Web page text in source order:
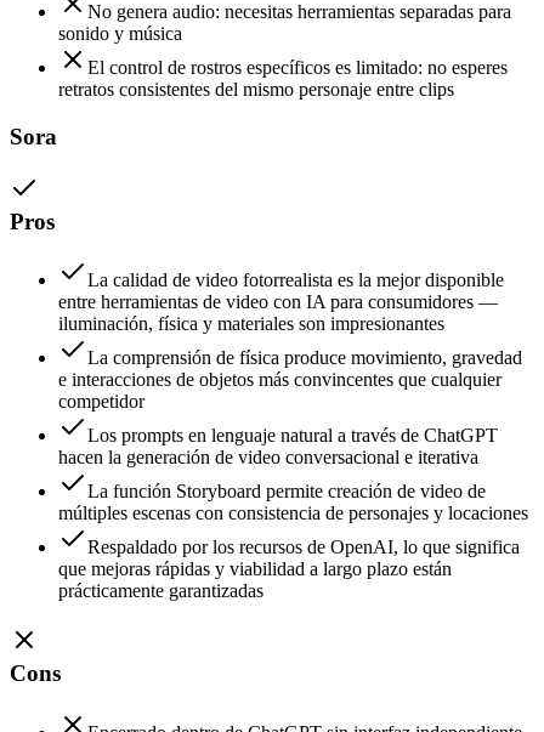
No genera audio: necesitas herramientas separadas para
sonido y música
El control de rostros específicos es limitado: no esperes
retratos consistentes del mismo personaje entre clips
Sora
Pros
La calidad de video fotorrealista es la mejor disponible
entre herramientas de video con IA para consumidores —
iluminación, física y materiales son impresionantes
La comprensión de física produce movimiento, gravedad
e interacciones de objetos más convincentes que cualquier
competidor
Los prompts en lenguaje natural a través de ChatGPT
hacen la generación de video conversacional e iterativa
La función Storyboard permite creación de video de
múltiples escenas con consistencia de personajes y locaciones
Respaldado por los recursos de OpenAI, lo que significa
que mejoras rápidas y viabilidad a largo plazo están
prácticamente garantizadas
Cons